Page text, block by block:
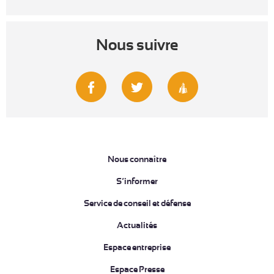
Nous suivre
Nous connaître
S’informer
Service de conseil et défense
Actualités
Espace entreprise
Espace Presse